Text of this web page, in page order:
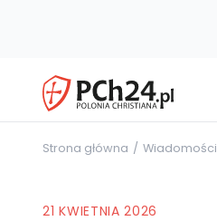
Strona główna Wiadomości
21 KWIETNIA 2026